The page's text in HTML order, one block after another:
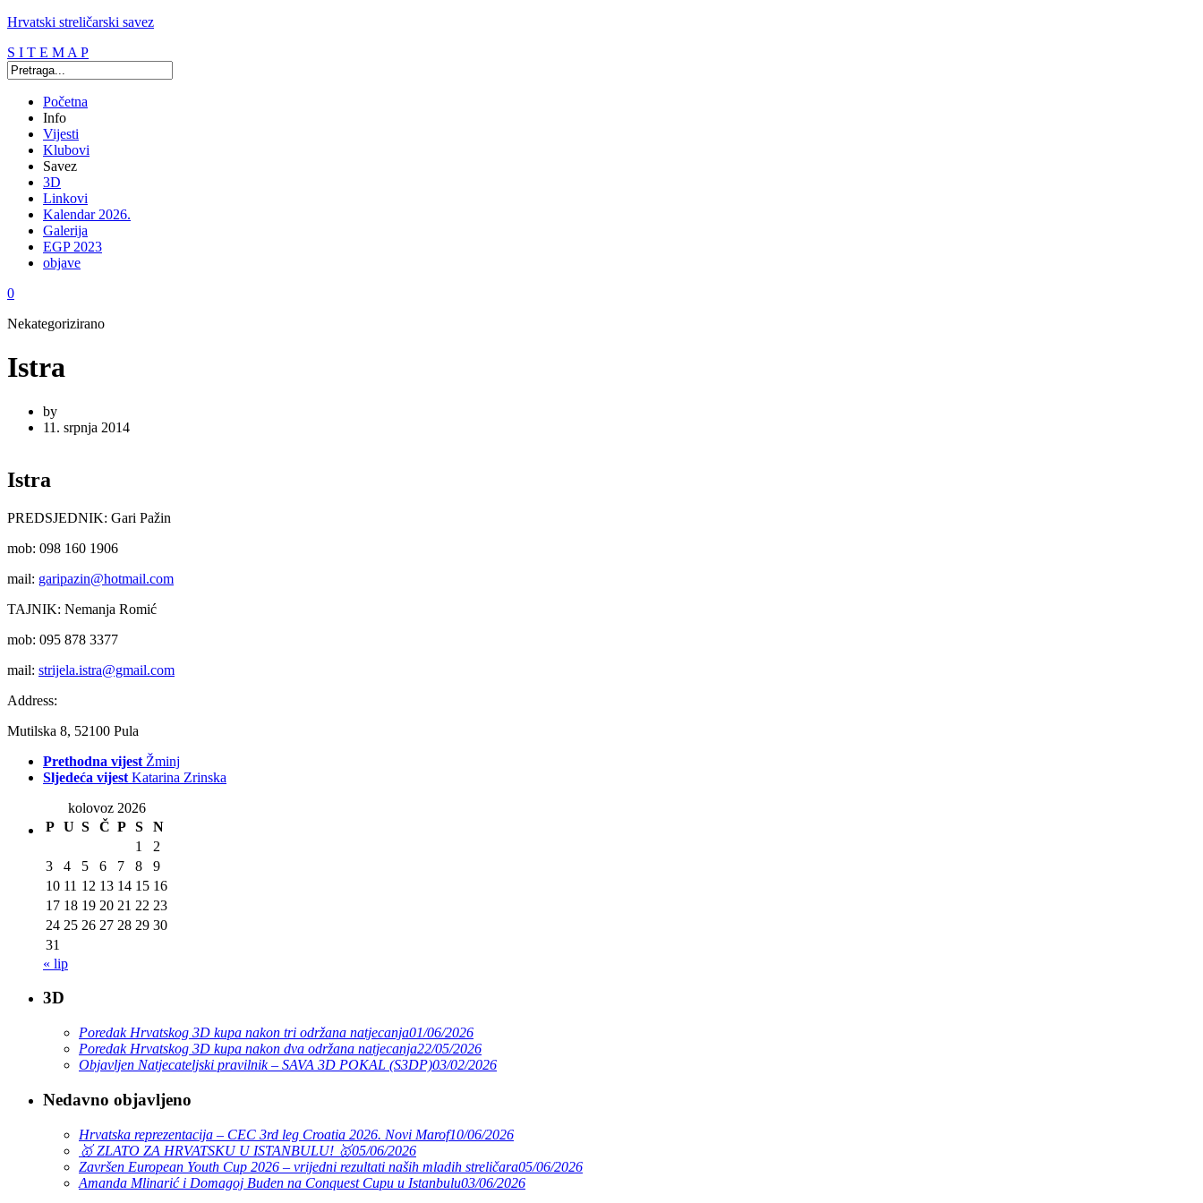
Hrvatski streličarski savez
S I T E M A P
Početna
Info
Vijesti
Klubovi
Savez
3D
Linkovi
Kalendar 2026.
Galerija
EGP 2023
objave
0
Nekategorizirano
Istra
by
11. srpnja 2014
Istra
PREDSJEDNIK: Gari Pažin
mob: 098 160 1906
mail: garipazin@hotmail.com
TAJNIK: Nemanja Romić
mob: 095 878 3377
mail: strijela.istra@gmail.com
Address:
Mutilska 8, 52100 Pula
Prethodna vijest Žminj
Sljedeća vijest Katarina Zrinska
kolovoz 2026
P U S Č P S
N
1
2
3
4 5 6 7 8
9
10 11 12 13 14 15 16
17 18 19 20 21 22 23
24 25 26 27 28 29 30
31
« lip
3D
Poredak Hrvatskog 3D kupa nakon tri održana natjecanja01/06/2026
Poredak Hrvatskog 3D kupa nakon dva održana natjecanja22/05/2026
Objavljen Natjecateljski pravilnik – SAVA 3D POKAL (S3DP)03/02/2026
Nedavno objavljeno
Hrvatska reprezentacija – CEC 3rd leg Croatia 2026. Novi Marof10/06/2026
🥇 ZLATO ZA HRVATSKU U ISTANBULU! 🥇05/06/2026
Završen European Youth Cup 2026 – vrijedni rezultati naših mladih streličara05/06/2026
Amanda Mlinarić i Domagoj Buden na Conquest Cupu u Istanbulu03/06/2026